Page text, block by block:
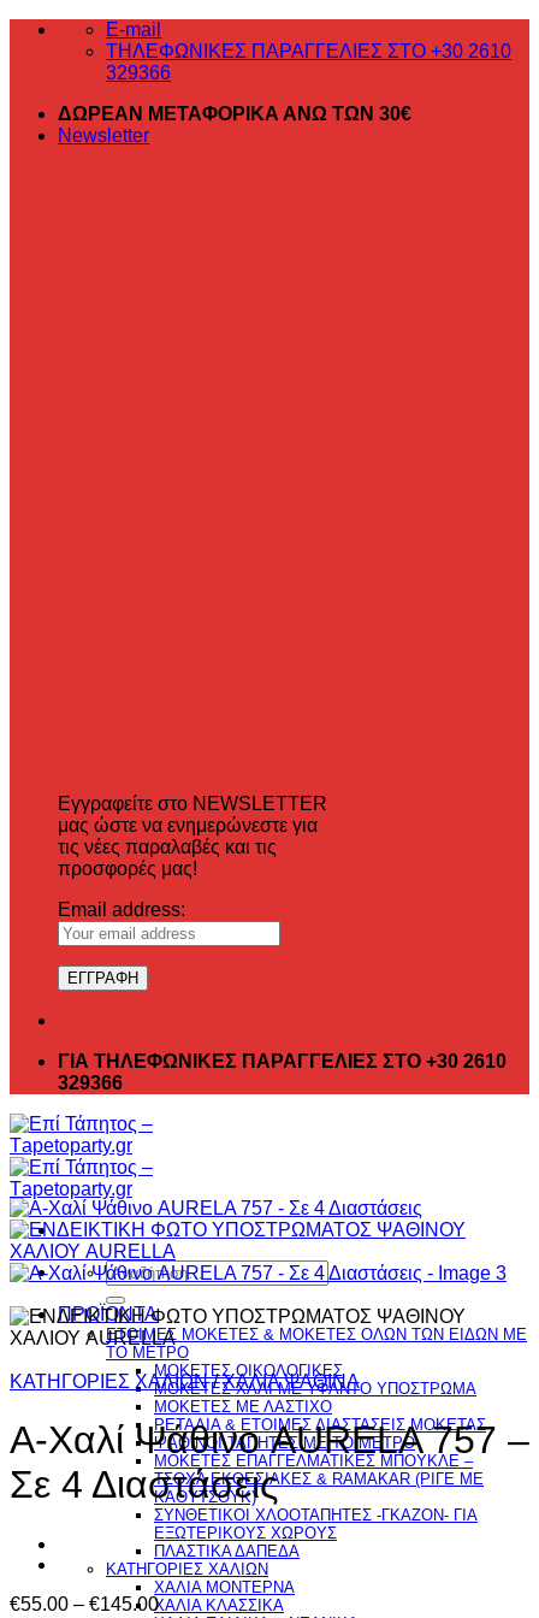
Μετάβαση
περιεχόμενο
E-mail
ΤΗΛΕΦΩΝΙΚΕΣ ΠΑΡΑΓΓΕΛΙΕΣ ΣΤΟ +30 2610
329366
ΔΩΡΕΑΝ ΜΕΤΑΦΟΡΙΚΑ ΑΝΩ ΤΩΝ 30€
Newsletter
Εγγραφείτε στο NEWSLETTER
μας ώστε να ενημερώνεστε για
τις νέες παραλαβές και τις
προσφορές μας!
Email address:
ΓΙΑ ΤΗΛΕΦΩΝΙΚΕΣ ΠΑΡΑΓΓΕΛΙΕΣ ΣΤΟ +30 2610
329366
Αναζήτηση
για:
ΠΡΟΪΟΝΤΑ
ΕΤΟΙΜΕΣ ΜΟΚΕΤΕΣ & ΜΟΚΕΤΕΣ ΟΛΩΝ ΤΩΝ ΕΙΔΩΝ ME
TO ΜΕΤΡΟ
ΜΟΚΕΤΕΣ ΟΙΚΟΛΟΓΙΚΕΣ
ΜΟΚΕΤΕΣ ΧΑΛΙ ΜΕ ΥΦΑΝΤΟ ΥΠΟΣΤΡΩΜΑ
ΜΟΚΕΤΕΣ ΜΕ ΛΑΣΤΙΧΟ
ΡΕΤΑΛΙΑ & ΕΤΟΙΜΕΣ ΔΙΑΣΤΑΣΕΙΣ ΜΟΚΕΤΑΣ
ΨΑΘINΟΙ ΤΑΠΗΤΕΣ ΜΕ ΤΟ ΜΕΤΡΟ
ΜΟΚΕΤΕΣ ΕΠΑΓΓΕΛΜΑΤΙΚΕΣ ΜΠΟΥΚΛΕ –
ΤΣΟΧΑ ΕΚΘΕΣΙΑΚΕΣ & RAMAKAR (ΡΙΓΕ ΜΕ
ΚΑΟΥΤΣΟΥΚ)
ΣΥΝΘΕΤΙΚΟΙ ΧΛΟΟΤΑΠΗΤΕΣ -ΓΚΑΖΟΝ- ΓΙΑ
ΕΞΩΤΕΡΙΚΟΥΣ ΧΩΡΟΥΣ
ΠΛΑΣΤΙΚΑ ΔΑΠΕΔΑ
ΚΑΤΗΓΟΡΙΕΣ ΧΑΛΙΩΝ
ΧΑΛΙΑ ΜΟΝΤΕΡΝΑ
ΧΑΛΙΑ ΚΛΑΣΣΙΚΑ
ΚΑΤΗΓΟΡΙΕΣ ΧΑΛΙΩΝ / ΧΑΛΙΑ ΨΑΘΙΝΑ
Α-Χαλί Ψάθινο AURELA 757 –
Σε 4 Διαστάσεις
€55.00 – €145.00Price